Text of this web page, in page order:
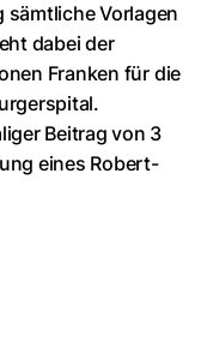
sämtliche Vorlagen
dabei der
Franken für die
Beitrag von 3
eines Robert-